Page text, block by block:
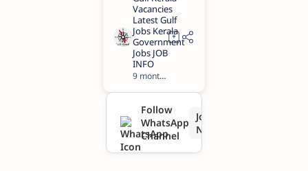
t-2025
Apply Now|
ക്ലർക്ക്
കം
ടൈപ്പിസ്റ്റ്,
ടിക്കറ്റ്
9 months ago
Follow
WhatsApp
Channel
Join
Now